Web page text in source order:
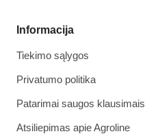
Informacija
Tiekimo sąlygos
Privatumo politika
Patarimai saugos klausimais
Atsiliepimas apie Agroline